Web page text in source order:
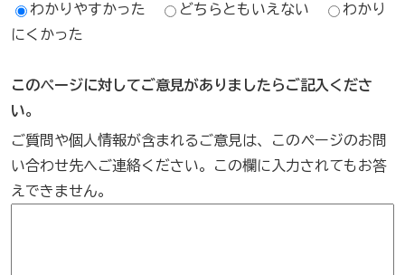
わかりやすかった どちらともいえない
わかり
にくかった
このページに対してご意見がありましたらご記入くださ
い。
ご質問や個人情報が含まれるご意見は、このページのお問
い合わせ先へご連絡ください。この欄に入力されてもお答
えできません。